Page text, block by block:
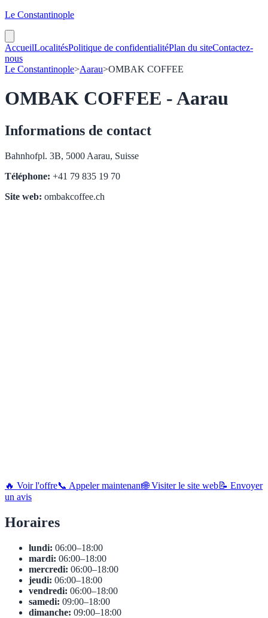
Le Constantinople
AccueilLocalitésPolitique de confidentialitéPlan du siteContactez-
nous
Le Constantinople>Aarau>OMBAK COFFEE
OMBAK COFFEE - Aarau
Informations de contact
Bahnhofpl. 3B, 5000 Aarau, Suisse
Téléphone: +41 79 835 19 70
Site web: ombakcoffee.ch
🔥 Voir l'offre📞 Appeler maintenant🌐 Visiter le site web📝 Envoyer
un avis
Horaires
lundi: 06:00–18:00
mardi: 06:00–18:00
mercredi: 06:00–18:00
jeudi: 06:00–18:00
vendredi: 06:00–18:00
samedi: 09:00–18:00
dimanche: 09:00–18:00